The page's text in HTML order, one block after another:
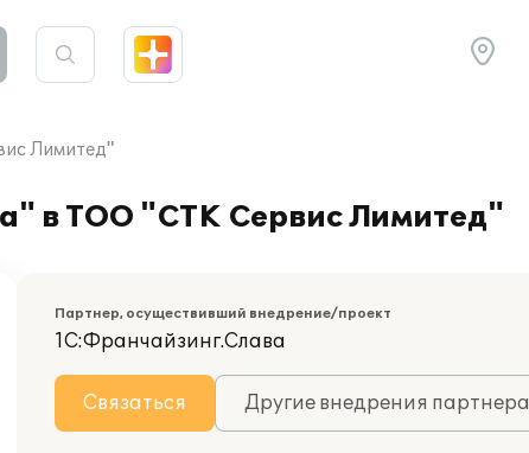
Лимитед"
в ТОО "СТК Сервис Лимитед"
Партнер, осуществивший внедрение/проект
1С:Франчайзинг.Слава
Связаться Другие внедрения партнера